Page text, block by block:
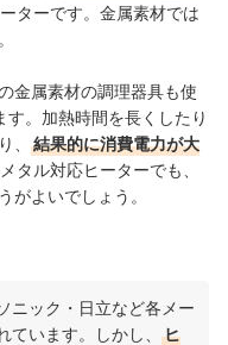
ターです。金属素材では
金属素材の調理器具も使
。加熱時間を長くしたり
、
結果的に消費電力が大
タル対応ヒーターでも、
がよいでしょう。
ニック・日立など各メー
います。しかし、
ヒ